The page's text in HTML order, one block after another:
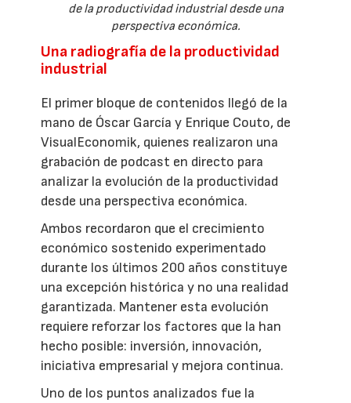
de la productividad industrial desde una
perspectiva económica.
Una radiografía de la productividad
industrial
El primer bloque de contenidos llegó de la
mano de Óscar García y Enrique Couto, de
VisualEconomik, quienes realizaron una
grabación de podcast en directo para
analizar la evolución de la productividad
desde una perspectiva económica.
Ambos recordaron que el crecimiento
económico sostenido experimentado
durante los últimos 200 años constituye
una excepción histórica y no una realidad
garantizada. Mantener esta evolución
requiere reforzar los factores que la han
hecho posible: inversión, innovación,
iniciativa empresarial y mejora continua.
Uno de los puntos analizados fue la